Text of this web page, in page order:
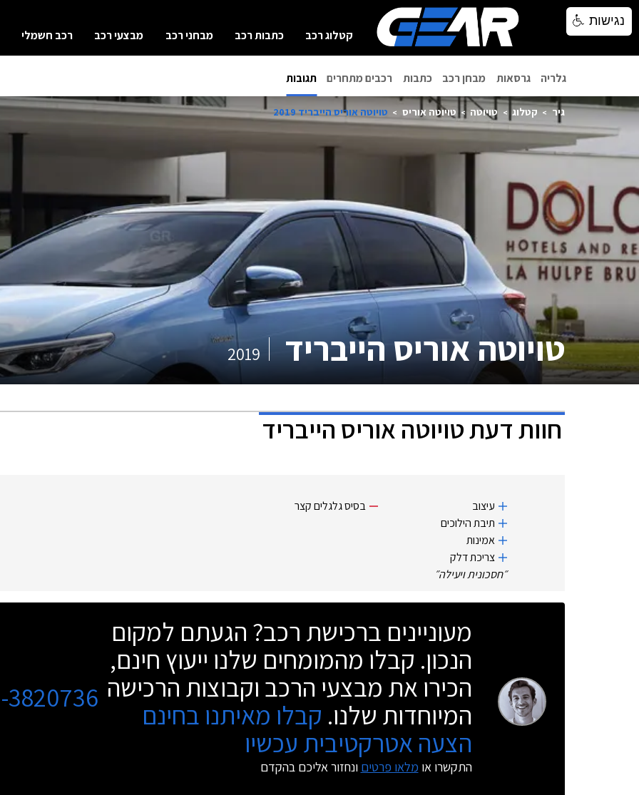
קטלוג רכב כתבות רכב מבחני רכב מבצעי רכב רכב חשמלי
גלריה גרסאות מבחן רכב כתבות רכבים מתחרים תגובות
גיר קטלוג טויוטה טויוטה אוריס טויוטה אוריס הייבריד 2019
טויוטה אוריס הייבריד 2019
חוות דעתטויוטה אוריס הייבריד
עיצוב
תיבת הילוכים
אמינות
צריכת דלק
בסיס גלגלים קצר
״חסכונית ויעילה״
מעוניינים ברכישת רכב? הגעתם למקום
הנכון. קבלו מהמומחים שלנו ייעוץ חינם,
הכירו את מבצעי הרכב וקבוצות הרכישה
המיוחדות שלנו. קבלו מאיתנו בחינם
הצעה אטרקטיבית עכשיו
התקשרו או מלאו פרטים ונחזור אליכם בהקדם
3820736
נגישות
נגישות